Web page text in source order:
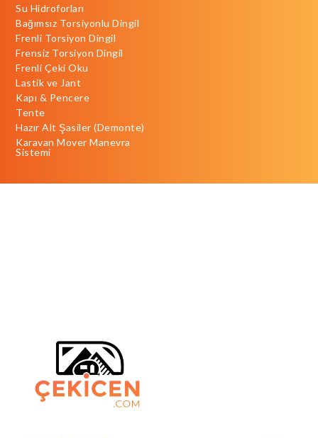
Su Hidroforları
Bağımsız Torsiyonlu Dingil
Frenli Torsiyon Dingil
Frensiz Torsiyon Dingil
Frenli Çeki Oku
Lastik ve Jant
Kapı & Pencere
Tente
Hazır Alt Şasiler (Demonte)
Karavan Mover Manevra
Sistemi